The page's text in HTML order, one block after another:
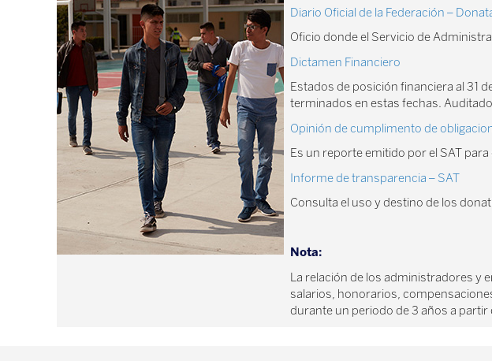
Diario Oficial de la Federación –
Oficio donde el Servicio de
Dictamen Financiero
Estados de posición financiera al 31
terminados en estas fechas.
Opinión de cumplimento de
Es un reporte emitido por el SAT
Informe de transparencia – SAT
Consulta el uso y destino de los
Nota:
La relación de los administradores y
salarios, honorarios,
durante un periodo de 3 años a